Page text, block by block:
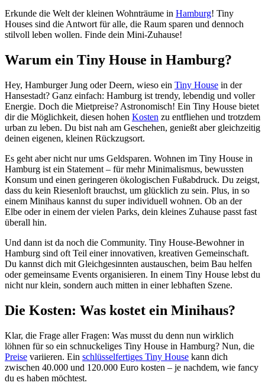
Erkunde die Welt der kleinen Wohnträume in Hamburg! Tiny
Houses sind die Antwort für alle, die Raum sparen und dennoch
stilvoll leben wollen. Finde dein Mini-Zuhause!
Warum ein Tiny House in Hamburg?
Hey, Hamburger Jung oder Deern, wieso ein Tiny House in der
Hansestadt? Ganz einfach: Hamburg ist trendy, lebendig und voller
Energie. Doch die Mietpreise? Astronomisch! Ein Tiny House bietet
dir die Möglichkeit, diesen hohen Kosten zu entfliehen und trotzdem
urban zu leben. Du bist nah am Geschehen, genießt aber gleichzeitig
deinen eigenen, kleinen Rückzugsort.
Es geht aber nicht nur ums Geldsparen. Wohnen im Tiny House in
Hamburg ist ein Statement – für mehr Minimalismus, bewussten
Konsum und einen geringeren ökologischen Fußabdruck. Du zeigst,
dass du kein Riesenloft brauchst, um glücklich zu sein. Plus, in so
einem Minihaus kannst du super individuell wohnen. Ob an der
Elbe oder in einem der vielen Parks, dein kleines Zuhause passt fast
überall hin.
Und dann ist da noch die Community. Tiny House-Bewohner in
Hamburg sind oft Teil einer innovativen, kreativen Gemeinschaft.
Du kannst dich mit Gleichgesinnten austauschen, beim Bau helfen
oder gemeinsame Events organisieren. In einem Tiny House lebst du
nicht nur klein, sondern auch mitten in einer lebhaften Szene.
Die Kosten: Was kostet ein Minihaus?
Klar, die Frage aller Fragen: Was musst du denn nun wirklich
löhnen für so ein schnuckeliges Tiny House in Hamburg? Nun, die
Preise variieren. Ein schlüsselfertiges Tiny House kann dich
zwischen 40.000 und 120.000 Euro kosten – je nachdem, wie fancy
du es haben möchtest.